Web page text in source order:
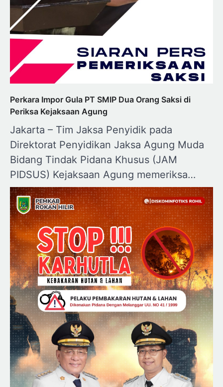
Perkara Impor Gula PT SMIP Dua Orang Saksi di
Periksa Kejaksaan Agung
Jakarta – Tim Jaksa Penyidik pada
Direktorat Penyidikan Jaksa Agung Muda
Bidang Tindak Pidana Khusus (JAM
PIDSUS) Kejaksaan Agung memeriksa…